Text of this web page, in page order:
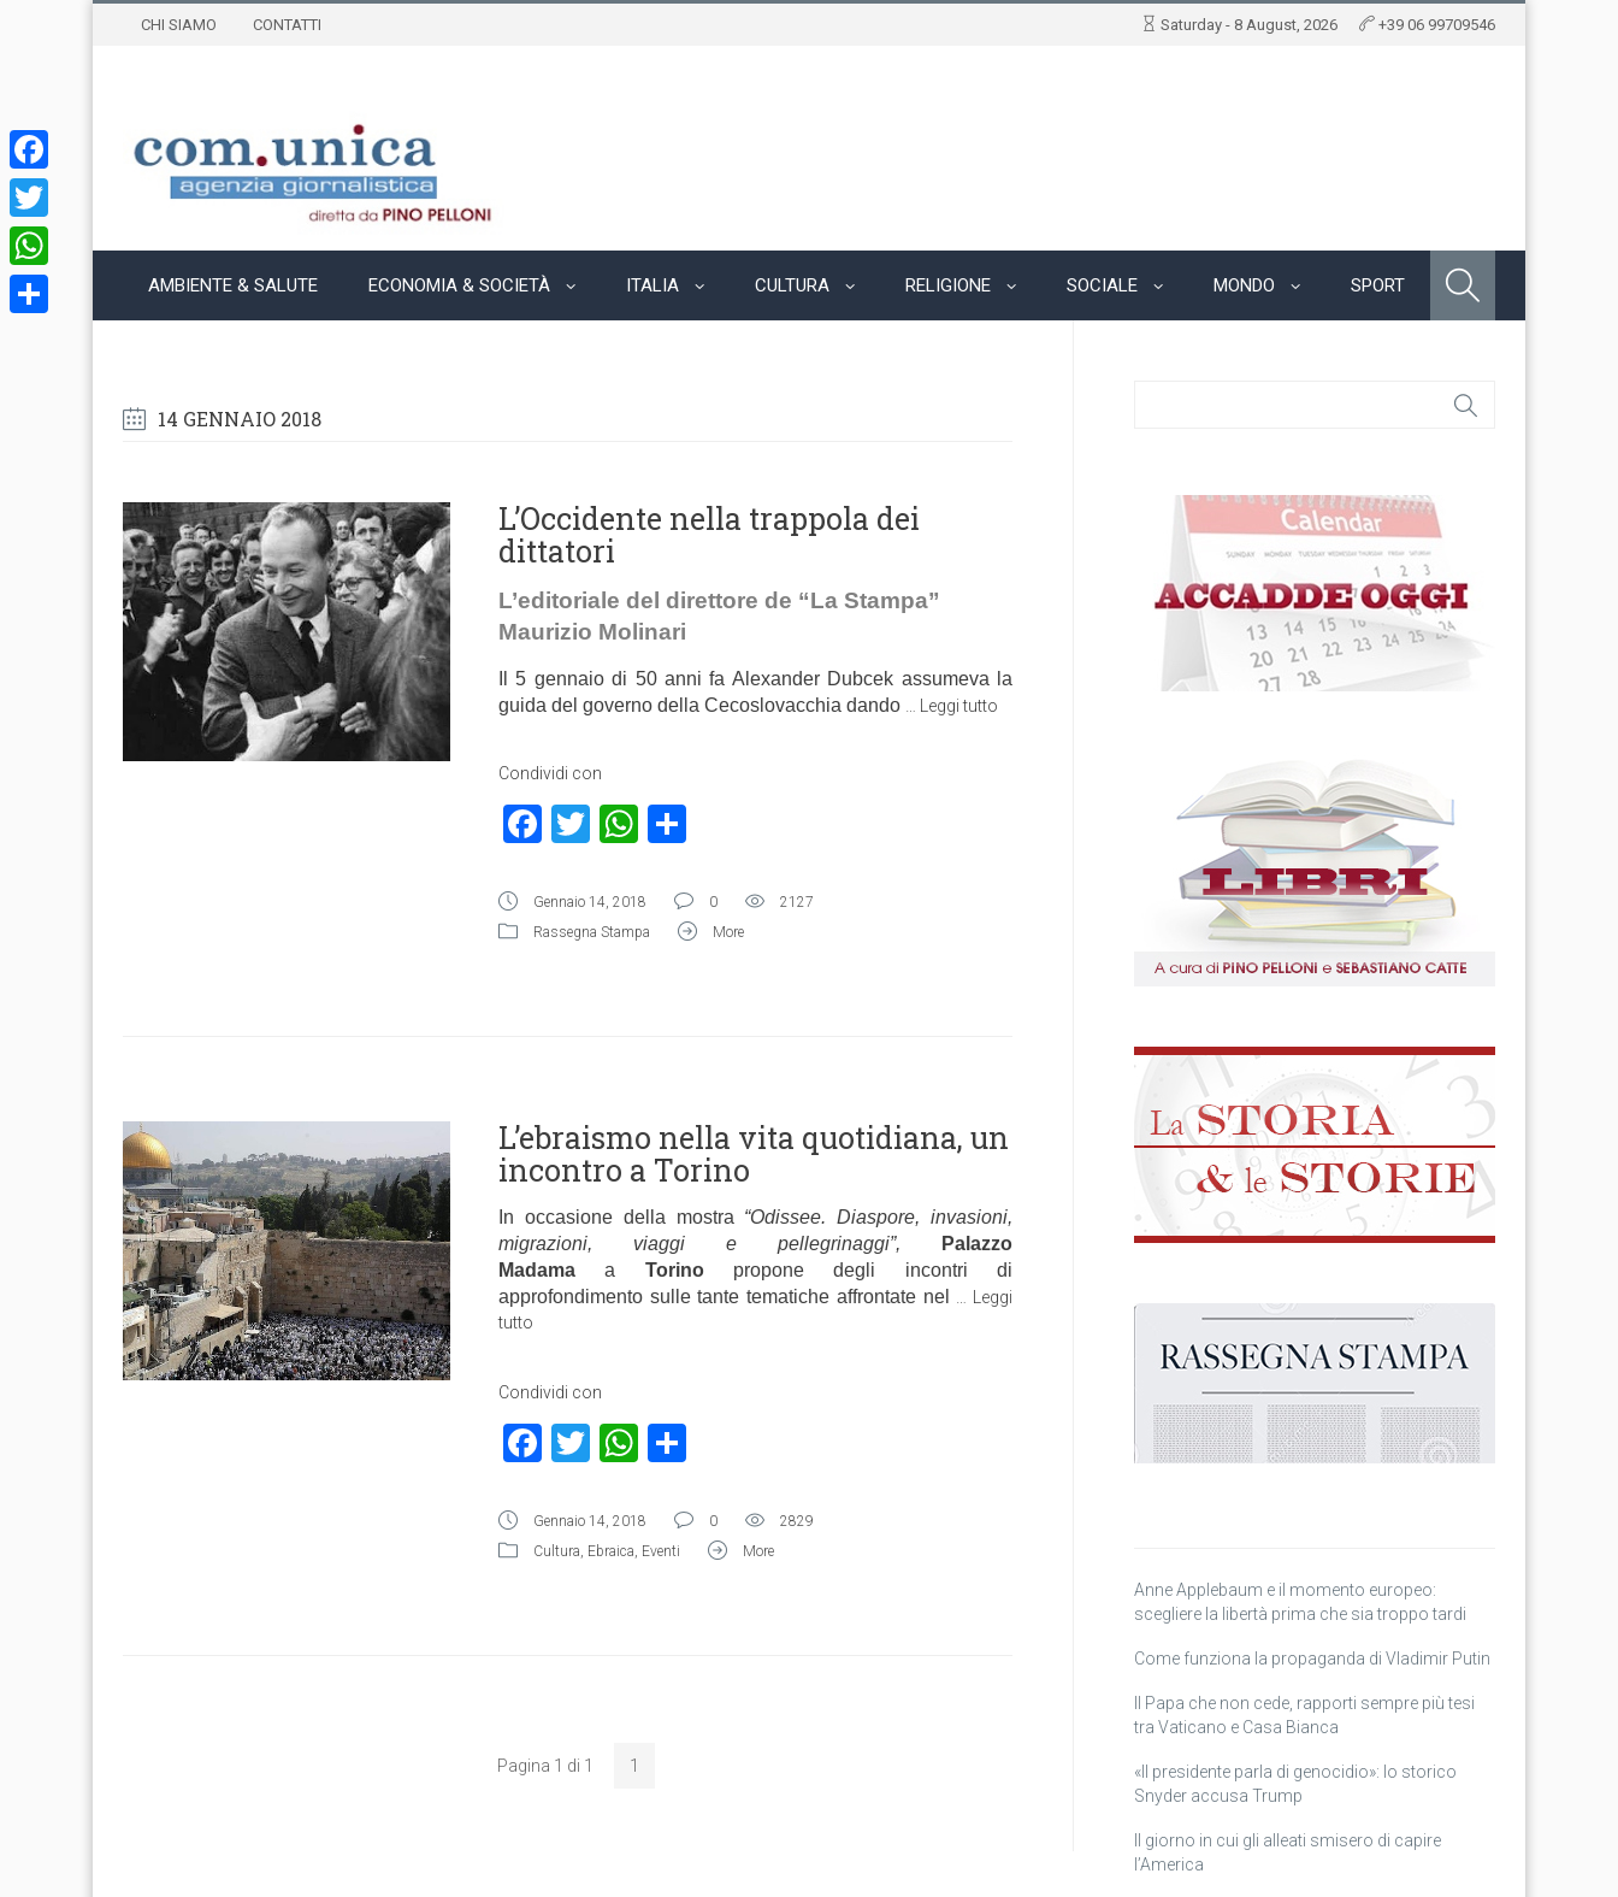
CHI SIAMO CONTATTI Saturday - 8 August, 2026 +39 06 99709546
AMBIENTE & SALUTE ECONOMIA & SOCIETÀ ITALIA CULTURA RELIGIONE SOCIALE MONDO SPORT
14 GENNAIO 2018
L’Occidente nella trappola dei
dittatori
L’editoriale del direttore de “La Stampa”
Maurizio Molinari
Il 5 gennaio di 50 anni fa Alexander Dubcek assumeva la
guida del governo della Cecoslovacchia dando
Leggi tutto
Condividi con
Facebook
TwitterWhatsApp
Gennaio 14, 2018 0
2127
Rassegna Stampa
More
L’ebraismo nella vita quotidiana, un
incontro a Torino
In occasione della mostra “Odissee. Diaspore, invasioni,
migrazioni, viaggi e pellegrinaggi”,
Palazzo
Madamaa Torino propone degli incontri di
approfondimento sulle tante tematiche affrontate nel
Leggi
tutto
Condividi con
Facebook
TwitterWhatsApp
Gennaio 14, 2018 0
2829
Cultura, Ebraica, Eventi More
Pagina 1 di 1 1
Anne Applebaum e il momento europeo:
scegliere la libertà prima che sia troppo tardi
Come funziona la propaganda di Vladimir Putin
Il Papa che non cede, rapporti sempre più tesi
tra Vaticano e Casa Bianca
«Il presidente parla di genocidio»: lo storico
Snyder accusa Trump
Il giorno in cui gli alleati smisero di capire
l’America
Facebook
Twitter
WhatsApp